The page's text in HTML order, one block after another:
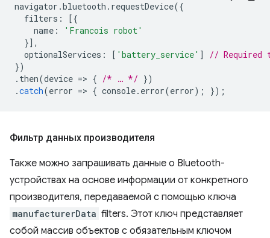
navigator .bluetooth . requestDevice({
filters :
[{
name :
'Francois robot'
}],
optionalServices : [ 'battery_service' ]
// Required
})
. then(device => { /* … */ })
.catch(error => { console. error(error); });
Фильтр данных производителя
Также можно запрашивать данные о Bluetooth-
устройствах на основе информации от конкретного
производителя, передаваемой с помощью ключа
manufacturerData filters. Этот ключ представляет
собой массив объектов с обязательным ключом